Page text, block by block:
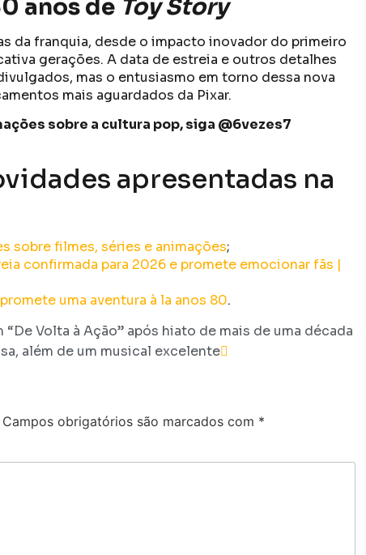
anos de Toy Story
da franquia, desde o impacto inovador do primeiro
gerações. A data de estreia e outros detalhes
mas o entusiasmo em torno dessa nova
mais aguardados da Pixar.
sobre a cultura pop, siga @6vezes7
apresentadas na
sobre filmes, séries e animações;
confirmada para 2026 e promete emocionar fãs |
uma aventura à la anos 80.
Volta à Ação” após hiato de mais de uma década
além de um musical excelente
Campos obrigatórios são marcados com *